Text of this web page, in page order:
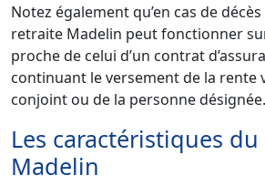
Notez également qu’en cas de
retraite Madelin peut fonctionner
proche de celui d’un contrat
continuant le versement de la rente
conjoint ou de la personne désignée.
Les caractéristiques
Madelin